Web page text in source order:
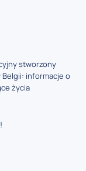
stworzony
Belgii: informacje o
życia